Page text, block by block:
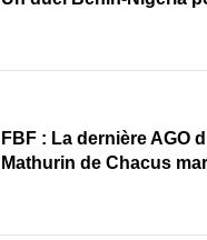
FBF : La dernière AGO
Mathurin de Chacus